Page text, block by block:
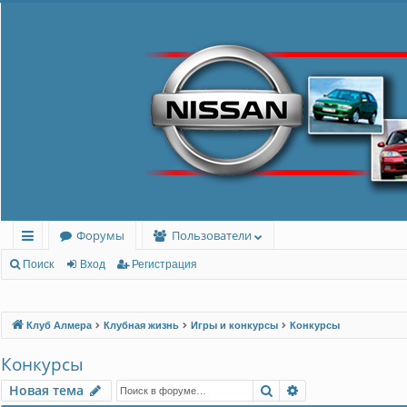
с
лк
Форумы Пользователи
Поиск Вход Регистрация
Клуб Алмера Клубная жизнь Игры и конкурсы Конкурсы
Конкурсы
Новая тема Поиск